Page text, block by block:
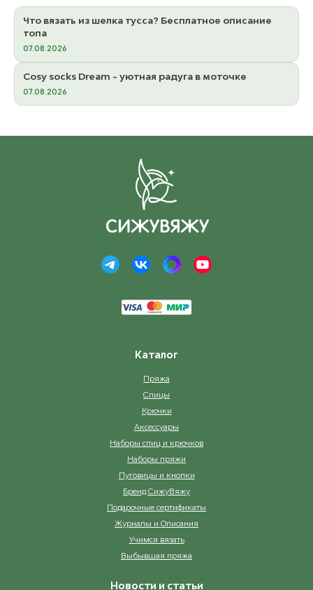
Что вязать из шелка тусса? Бесплатное описание
топа
07.08.2026
Cosy socks Dream - уютная радуга в моточке
07.08.2026
Каталог
Пряжа
Спицы
Крючки
Аксессуары
Наборы спиц и крючков
Наборы пряжи
Пуговицы и кнопки
Бренд СижуВяжу
Подарочные сертификаты
Журналы и Описания
Учимся вязать
Выбывшая пряжа
Новости и статьи